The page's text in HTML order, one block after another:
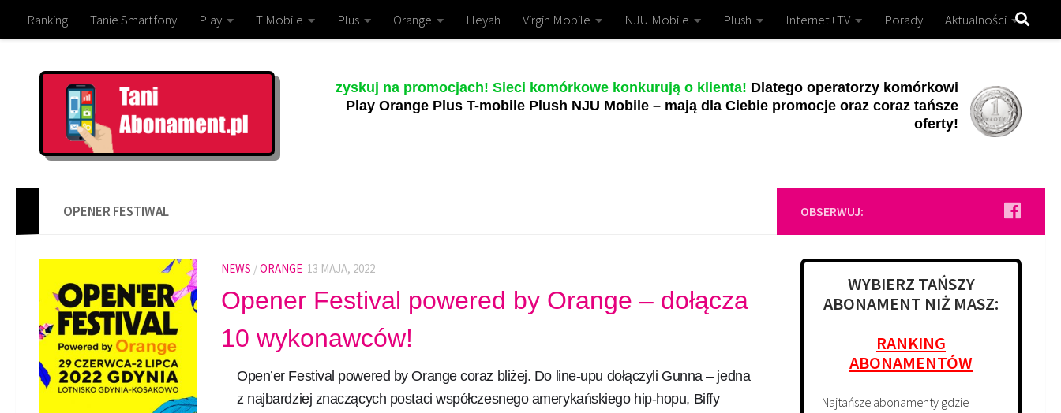
Ranking Tanie Smartfony Play T Mobile Plus Orange Heyah Virgin Mobile NJU Mobile Plush Internet+TV Porady Aktualności
zyskuj na promocjach! Sieci komórkowe konkurują o klienta! Dlatego operatorzy komórkowi
Play Orange Plus T-mobile Plush NJU Mobile – mają dla Ciebie promocje oraz coraz tańsze
oferty!
OPENER FESTIWAL
NEWS /ORANGE 13 MAJA, 2022
Opener Festival powered by Orange – dołącza
10 wykonawców!
Open’er Festival powered by Orange coraz bliżej. Do line-upu dołączyli Gunna – jedna
z najbardziej znaczących postaci współczesnego amerykańskiego hip-hopu, Biffy
OBSERWUJ:
WYBIERZ TAŃSZY
ABONAMENT NIŻ MASZ:
RANKING
ABONAMENTÓW
Najtańsze abonamenty gdzie